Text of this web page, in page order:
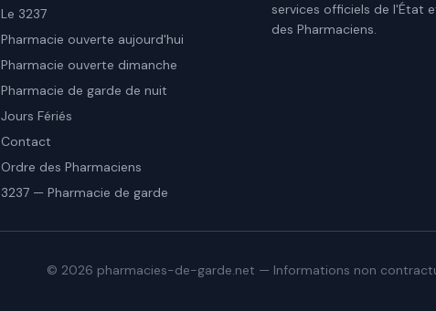
Le 3237
Pharmacie ouverte aujourd'hui
Pharmacie ouverte dimanche
Pharmacie de garde de nuit
Jours Fériés
Contact
Ordre des Pharmaciens
3237 — Pharmacie de garde
services officiels de l'État
des Pharmaciens.
© 2026 pharmacies-de-garde.net — Informations non